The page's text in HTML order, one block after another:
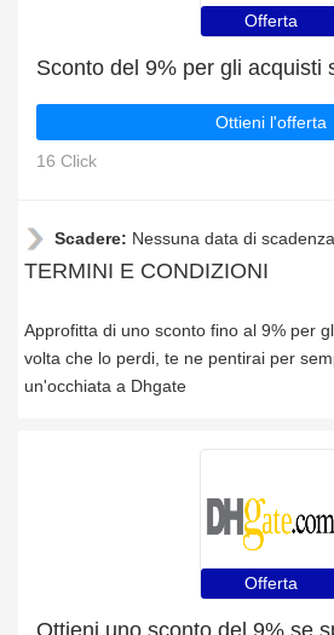
Offerta
Sconto del 9% per gli acquisti
Ottieni l'offerta
16 Click
Scadere: Nessuna data di scadenza
TERMINI E CONDIZIONI
Approfitta di uno sconto fino al 9% per
volta che lo perdi, te ne pentirai per
un'occhiata a Dhgate
Offerta
Ottieni uno sconto del 9% se